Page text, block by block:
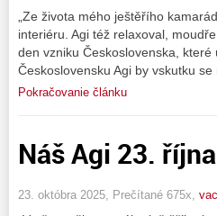
„Ze života mého ještěřího
interiéru. Agi též relaxoval,
den vzniku Československa,
Československu Agi by vskutku
Pokračovanie článku
Náš Agi 23.
23. októbra 2025, Prečítané 675x,